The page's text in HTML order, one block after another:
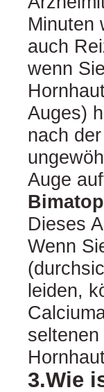
Minuten
auch
wenn
Auges)
nach
Auge
Dieses
Wenn
leiden,
3.Wie